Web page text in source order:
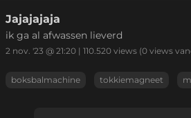
Link kopiëren
Jajajajaja
ik ga al afwassen lieverd
2 nov. '23 @ 21:20 | 110.520 views (0 views
boksbalmachine tokkiemagneet